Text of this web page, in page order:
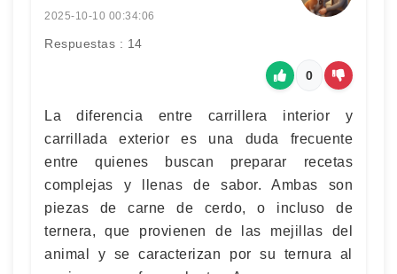
2025-10-10 00:34:06
Respuestas : 14
0
La diferencia entre carrillera interior y
carrillada exterior es una duda frecuente
entre quienes buscan preparar recetas
complejas y llenas de sabor. Ambas son
piezas de carne de cerdo, o incluso de
ternera, que provienen de las mejillas del
animal y se caracterizan por su ternura al